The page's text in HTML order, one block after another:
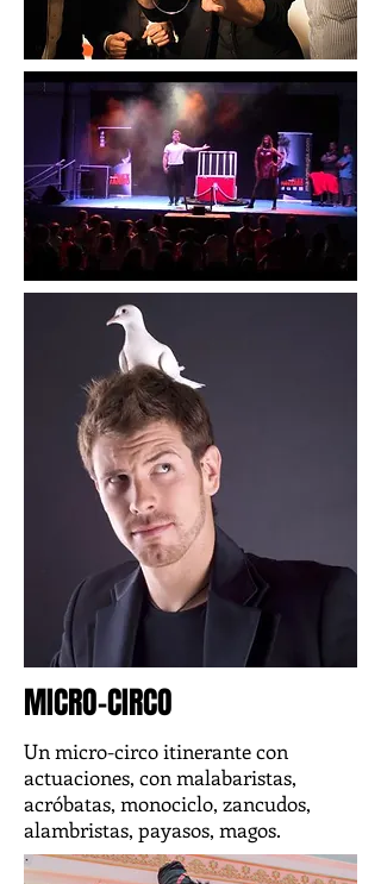
MICRO-CIRCO
Un micro-circo itinerante con
actuaciones, con malabaristas,
acróbatas, monociclo, zancudos,
alambristas, payasos, magos.